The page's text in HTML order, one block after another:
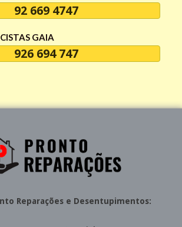
92 669 4747
GAIA
926 694 747
Reparaçõese Desentupimentos: